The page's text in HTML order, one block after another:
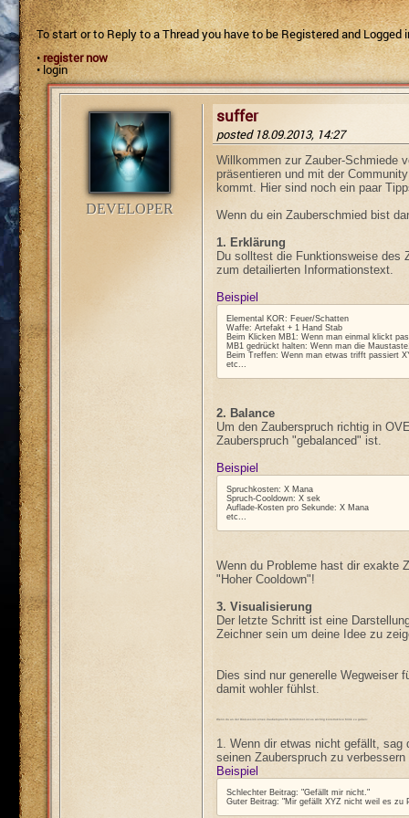
To start or to Reply to a Thread you have to be Registered and Logged
•register now
•login
DEVELOPER
suffer
posted 18.09.2013, 14:27
Willkommen zur Zauber-Schmiede
präsentieren und mit der
kommt. Hier sind noch ein paar
Wenn du ein Zauberschmied bist
1. Erklärung
Du solltest die Funktionsweise des
zum detailierten Informationstext.
Beispiel
Elemental KOR: Feuer/Schatten
Waffe: Artefakt + 1 Hand Stab
Beim Klicken MB1: Wenn man einmal klickt
MB1 gedrückt halten: Wenn man die
Beim Treffen: Wenn man etwas trifft passiert
etc...
2. Balance
Um den Zauberspruch richtig in
Zauberspruch "gebalanced" ist.
Beispiel
Spruchkosten: X Mana
Spruch-Cooldown: X sek
Auflade-Kosten pro Sekunde: X Mana
etc...
Wenn du Probleme hast dir exakte
"Hoher Cooldown"!
3. Visualisierung
Der letzte Schritt ist eine
Zeichner sein um deine Idee zu
Dies sind nur generelle Wegweiser
damit wohler fühlst.
Wenn du an der Diskussion eines Zauberspruchs teilnimmst ist es wichtig konstruktive Kritik zu geben:
1. Wenn dir etwas nicht gefällt, sag
seinen Zauberspruch zu verbessern
Beispiel
Schlechter Beitrag: "Gefällt mir nicht."
Guter Beitrag: "Mir gefällt XYZ nicht weil es zu